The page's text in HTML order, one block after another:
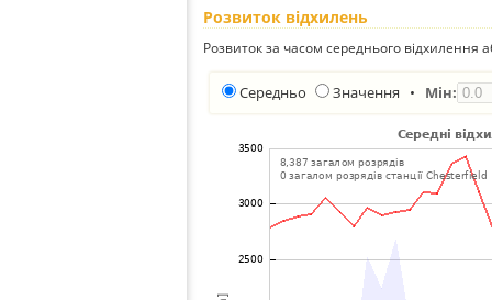
Розвиток відхилень
Розвиток за часом середнього відхилення
Середньо Значення • Мін: